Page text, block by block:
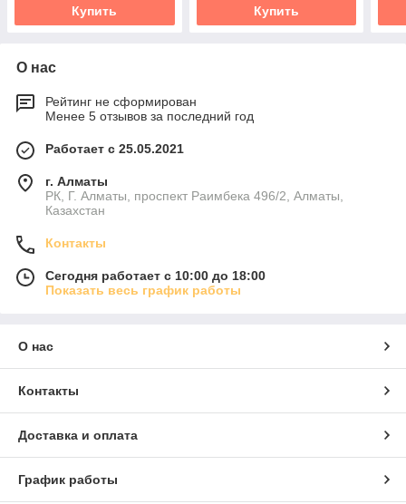
Купить Купить
О нас
Рейтинг не сформирован
Менее 5 отзывов за последний год
Работает с 25.05.2021
г. Алматы
РК, Г. Алматы, проспект Раимбека 496/2, Алматы,
Казахстан
Контакты
Сегодня работает с 10:00 до 18:00
Показать весь график работы
О нас
Контакты
Доставка и оплата
График работы